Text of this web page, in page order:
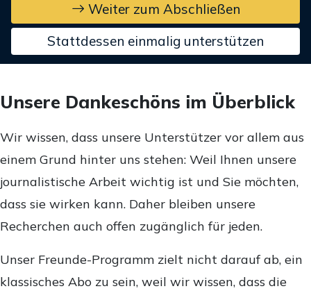
Weiter zum Abschließen
Stattdessen einmalig unterstützen
Unsere Dankeschöns im Überblick
Wir wissen, dass unsere Unterstützer vor allem aus
einem Grund hinter uns stehen: Weil Ihnen unsere
journalistische Arbeit wichtig ist und Sie möchten,
dass sie wirken kann. Daher bleiben unsere
Recherchen auch offen zugänglich für jeden.
Unser Freunde-Programm zielt nicht darauf ab, ein
klassisches Abo zu sein, weil wir wissen, dass die